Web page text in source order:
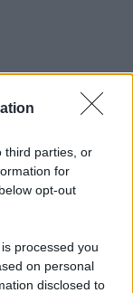
third parties, or
for
opt-out
processed you
on personal
disclosed to